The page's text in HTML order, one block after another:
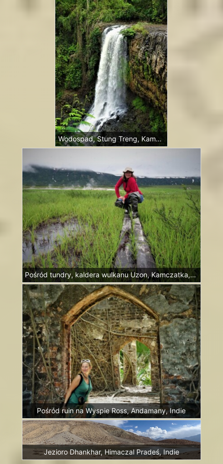
Wodospad, Stung Treng, Kambodża
Pośród tundry, kaldera wulkanu Uzon, Kamczatka, Rosja
Pośród ruin na Wyspie Ross, Andamany, Indie
Jezioro Dhankhar, Himaczal Pradeś, Indie